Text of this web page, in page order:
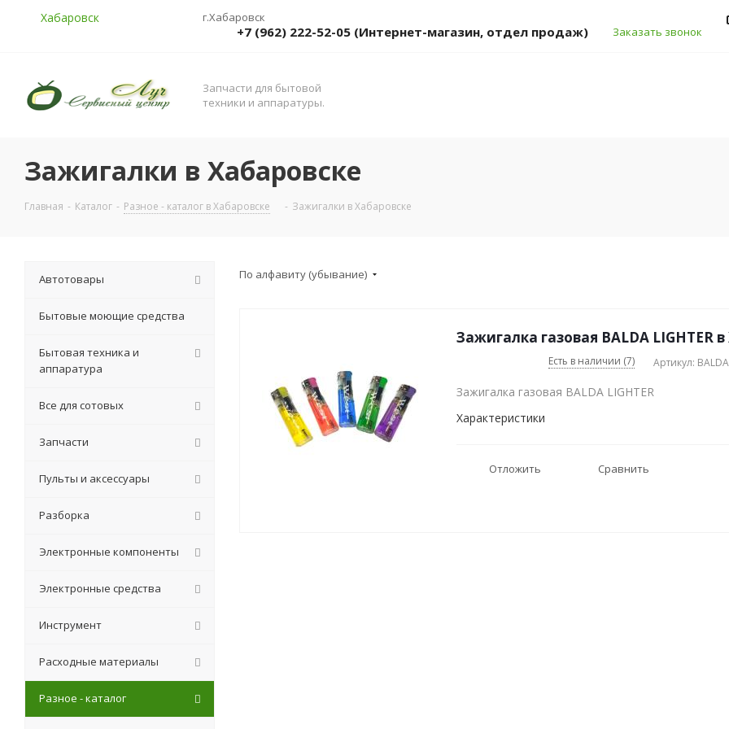
Хабаровск г.Хабаровск
+7 (962) 222-52-05 (Интернет-магазин, отдел продаж) Заказать звонок
Запчасти для бытовой
техники и аппаратуры.
Зажигалки в Хабаровске
Главная - Каталог - Разное - каталог в Хабаровске - Зажигалки в Хабаровске
По алфавиту (убывание)
Зажигалка газовая BALDA LIGHTER
Есть в наличии (7) Артикул:
Зажигалка газовая BALDA LIGHTER
Характеристики
Отложить Сравнить
Автотовары
Бытовые моющие средства
Бытовая техника и
аппаратура
Все для сотовых
Запчасти
Пульты и аксессуары
Разборка
Электронные компоненты
Электронные средства
Инструмент
Расходные материалы
Разное - каталог